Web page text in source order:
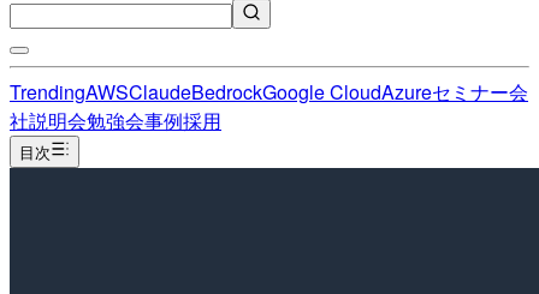
TrendingAWSClaudeBedrockGoogle CloudAzureセミナー会
社説明会勉強会事例採用
目次